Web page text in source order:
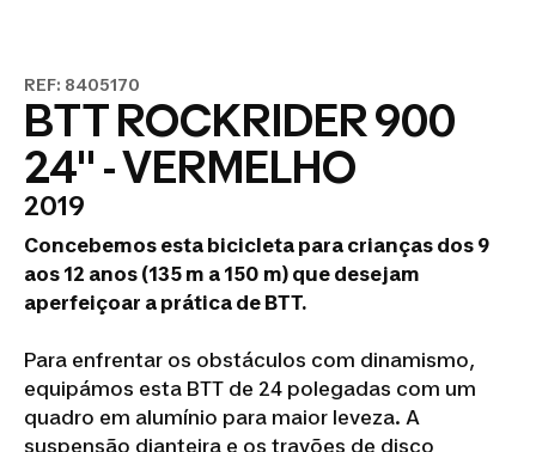
REF: 8405170
BTT ROCKRIDER 900
24" - VERMELHO
2019
Concebemos esta bicicleta para crianças dos 9
aos 12 anos (135 m a 150 m) que desejam
aperfeiçoar a prática de BTT.
Para enfrentar os obstáculos com dinamismo,
equipámos esta BTT de 24 polegadas com um
quadro em alumínio para maior leveza. A
suspensão dianteira e os travões de disco